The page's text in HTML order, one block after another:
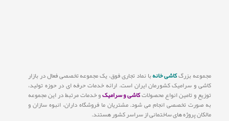
مجموعه بزرگکاشی خانهبا نماد تجاری فوق، یک مجموعه تخصصی فعال در بازار
کاشی و سرامیک کشورمان ایران است. ارائه خدمات حرفه ای در حوزه تولید،
توزیع و تامین انواع محصولاتکاشی و سرامیکو خدمات مرتبط در این مجموعه
به صورت تخصصی انجام می شود. مشتریان ما فروشگاه داران، انبوه سازان و
مالکان پروژه های ساختمانی از سراسر کشور هستند.